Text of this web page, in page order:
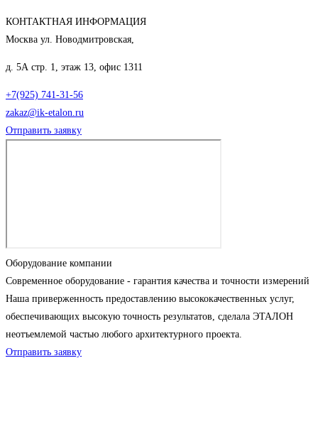
КОНТАКТНАЯ ИНФОРМАЦИЯ
Москва ул. Новодмитровская,
д. 5А стр. 1, этаж 13, офис 1311
+7(925) 741-31-56
zakaz@ik-etalon.ru
Отправить заявку
Оборудование компании
Современное оборудование - гарантия качества и точности измерений
Наша приверженность предоставлению высококачественных услуг,
обеспечивающих высокую точность результатов, сделала ЭТАЛОН
неотъемлемой частью любого архитектурного проекта.
Отправить заявку